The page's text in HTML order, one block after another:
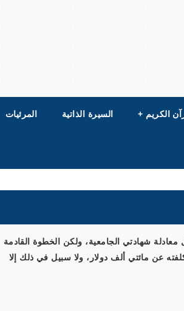
الكريم + السيرة الذاتية المرئيات
شهادتي الجامعية، ولكن الخطوة القادمة
عن مائتي ألف دولار، ولا سبيل في ذلك إلا